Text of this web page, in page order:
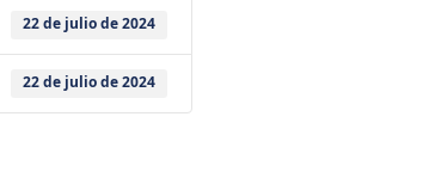
22 de julio de 2024
22 de julio de 2024